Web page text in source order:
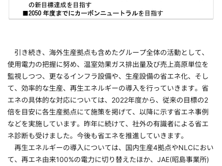
引き続き、海外生産拠点も含めたグループ全体の活動として、
使用電力の把握に努め、温室効果ガス排出量及び売上高原単位を
監視しつつ、更なるインフラ設備や、生産設備の省エネ化、そし
て、効率的な生産、再生エネルギーの導入を行っていきます。省
エネの具体的な対応については、2022年度から、従来の目標の2
倍を目安に各生産拠点にて施策を掲げて、以降に示す省エネ事例
などを実施しています。昨年に続けて、社外の有識者による省エ
ネ診断も受けました。今後も省エネを推進していきます。
再生エネルギーの導入については、国内生産4拠点やNLCにおい
て、再エネ由来100%の電力に切り替えたほか、JAE(昭島事業所)